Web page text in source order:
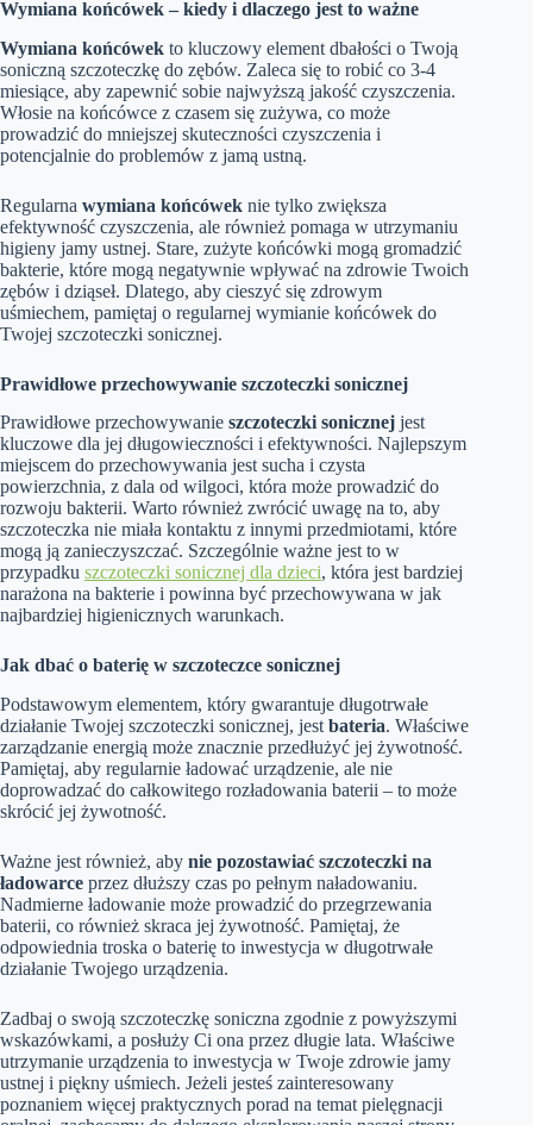
Wymiana końcówek – kiedy i dlaczego jest to ważne
Wymiana końcówek to kluczowy element dbałości o Twoją
soniczną szczoteczkę do zębów. Zaleca się to robić co 3-4
miesiące, aby zapewnić sobie najwyższą jakość czyszczenia.
Włosie na końcówce z czasem się zużywa, co może
prowadzić do mniejszej skuteczności czyszczenia i
potencjalnie do problemów z jamą ustną.
Regularna wymiana końcówek nie tylko zwiększa
efektywność czyszczenia, ale również pomaga w utrzymaniu
higieny jamy ustnej. Stare, zużyte końcówki mogą gromadzić
bakterie, które mogą negatywnie wpływać na zdrowie Twoich
zębów i dziąseł. Dlatego, aby cieszyć się zdrowym
uśmiechem, pamiętaj o regularnej wymianie końcówek do
Twojej szczoteczki sonicznej.
Prawidłowe przechowywanie szczoteczki sonicznej
Prawidłowe przechowywanie szczoteczki sonicznej jest
kluczowe dla jej długowieczności i efektywności. Najlepszym
miejscem do przechowywania jest sucha i czysta
powierzchnia, z dala od wilgoci, która może prowadzić do
rozwoju bakterii. Warto również zwrócić uwagę na to, aby
szczoteczka nie miała kontaktu z innymi przedmiotami, które
mogą ją zanieczyszczać. Szczególnie ważne jest to w
przypadku szczoteczki sonicznej dla dzieci, która jest bardziej
narażona na bakterie i powinna być przechowywana w jak
najbardziej higienicznych warunkach.
Jak dbać o baterię w szczoteczce sonicznej
Podstawowym elementem, który gwarantuje długotrwałe
działanie Twojej szczoteczki sonicznej, jest bateria. Właściwe
zarządzanie energią może znacznie przedłużyć jej żywotność.
Pamiętaj, aby regularnie ładować urządzenie, ale nie
doprowadzać do całkowitego rozładowania baterii – to może
skrócić jej żywotność.
Ważne jest również, aby nie pozostawiać szczoteczki na
ładowarce przez dłuższy czas po pełnym naładowaniu.
Nadmierne ładowanie może prowadzić do przegrzewania
baterii, co również skraca jej żywotność. Pamiętaj, że
odpowiednia troska o baterię to inwestycja w długotrwałe
działanie Twojego urządzenia.
Zadbaj o swoją szczoteczkę soniczna zgodnie z powyższymi
wskazówkami, a posłuży Ci ona przez długie lata. Właściwe
utrzymanie urządzenia to inwestycja w Twoje zdrowie jamy
ustnej i piękny uśmiech. Jeżeli jesteś zainteresowany
poznaniem więcej praktycznych porad na temat pielęgnacji